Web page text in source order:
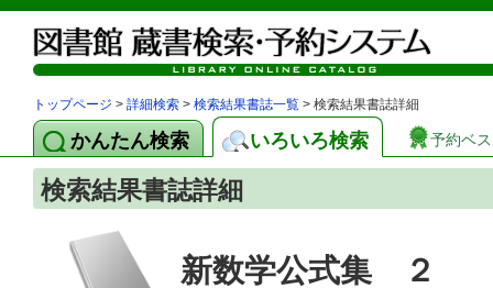
トップページ > 詳細検索 > 検索結果書誌一覧 > 検索結果書誌詳細
かんたん検索 いろいろ検索 予約ベ
検索結果書誌詳細
新数学公式集 ２